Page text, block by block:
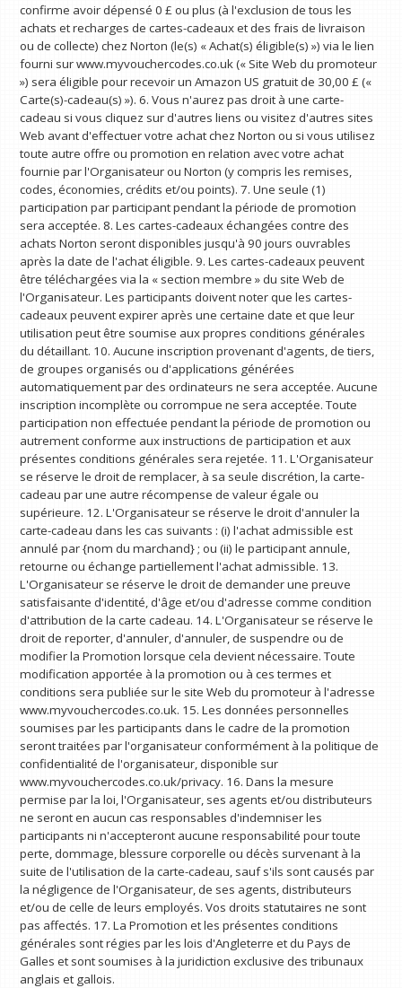
confirme avoir dépensé 0 £ ou plus (à l'exclusion de tous les
achats et recharges de cartes-cadeaux et des frais de livraison
ou de collecte) chez Norton (le(s) « Achat(s) éligible(s) ») via le lien
fourni sur www.myvouchercodes.co.uk (« Site Web du promoteur
») sera éligible pour recevoir un Amazon US gratuit de 30,00 £ («
Carte(s)-cadeau(s) »). 6. Vous n'aurez pas droit à une carte-
cadeau si vous cliquez sur d'autres liens ou visitez d'autres sites
Web avant d'effectuer votre achat chez Norton ou si vous utilisez
toute autre offre ou promotion en relation avec votre achat
fournie par l'Organisateur ou Norton (y compris les remises,
codes, économies, crédits et/ou points). 7. Une seule (1)
participation par participant pendant la période de promotion
sera acceptée. 8. Les cartes-cadeaux échangées contre des
achats Norton seront disponibles jusqu'à 90 jours ouvrables
après la date de l'achat éligible. 9. Les cartes-cadeaux peuvent
être téléchargées via la « section membre » du site Web de
l'Organisateur. Les participants doivent noter que les cartes-
cadeaux peuvent expirer après une certaine date et que leur
utilisation peut être soumise aux propres conditions générales
du détaillant. 10. Aucune inscription provenant d'agents, de tiers,
de groupes organisés ou d'applications générées
automatiquement par des ordinateurs ne sera acceptée. Aucune
inscription incomplète ou corrompue ne sera acceptée. Toute
participation non effectuée pendant la période de promotion ou
autrement conforme aux instructions de participation et aux
présentes conditions générales sera rejetée. 11. L'Organisateur
se réserve le droit de remplacer, à sa seule discrétion, la carte-
cadeau par une autre récompense de valeur égale ou
supérieure. 12. L'Organisateur se réserve le droit d'annuler la
carte-cadeau dans les cas suivants : (i) l'achat admissible est
annulé par {nom du marchand} ; ou (ii) le participant annule,
retourne ou échange partiellement l'achat admissible. 13.
L'Organisateur se réserve le droit de demander une preuve
satisfaisante d'identité, d'âge et/ou d'adresse comme condition
d'attribution de la carte cadeau. 14. L'Organisateur se réserve le
droit de reporter, d'annuler, d'annuler, de suspendre ou de
modifier la Promotion lorsque cela devient nécessaire. Toute
modification apportée à la promotion ou à ces termes et
conditions sera publiée sur le site Web du promoteur à l'adresse
www.myvouchercodes.co.uk. 15. Les données personnelles
soumises par les participants dans le cadre de la promotion
seront traitées par l'organisateur conformément à la politique de
confidentialité de l'organisateur, disponible sur
www.myvouchercodes.co.uk/privacy. 16. Dans la mesure
permise par la loi, l'Organisateur, ses agents et/ou distributeurs
ne seront en aucun cas responsables d'indemniser les
participants ni n'accepteront aucune responsabilité pour toute
perte, dommage, blessure corporelle ou décès survenant à la
suite de l'utilisation de la carte-cadeau, sauf s'ils sont causés par
la négligence de l'Organisateur, de ses agents, distributeurs
et/ou de celle de leurs employés. Vos droits statutaires ne sont
pas affectés. 17. La Promotion et les présentes conditions
générales sont régies par les lois d'Angleterre et du Pays de
Galles et sont soumises à la juridiction exclusive des tribunaux
anglais et gallois.